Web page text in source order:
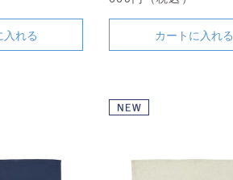
入れる カートに入れる